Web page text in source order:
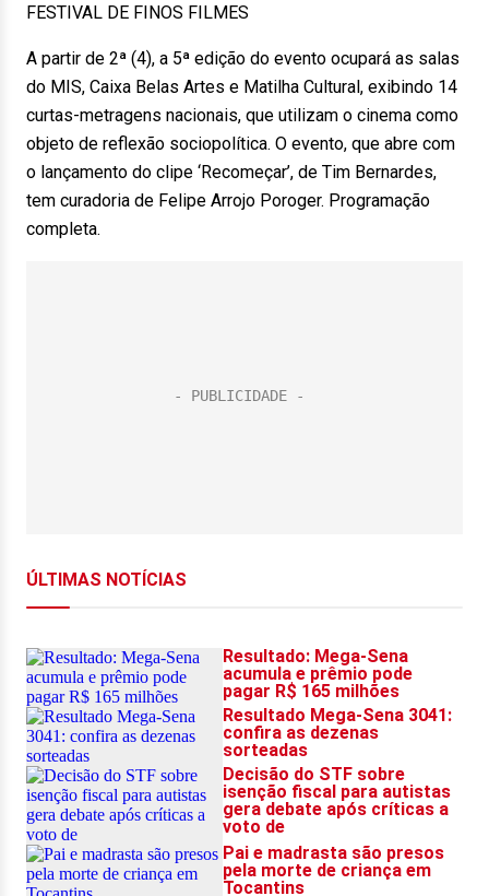
FESTIVAL DE FINOS FILMES
A partir de 2ª (4), a 5ª edição do evento ocupará as salas
do MIS, Caixa Belas Artes e Matilha Cultural, exibindo 14
curtas-metragens nacionais, que utilizam o cinema como
objeto de reflexão sociopolítica. O evento, que abre com
o lançamento do clipe ‘Recomeçar’, de Tim Bernardes,
tem curadoria de Felipe Arrojo Poroger. Programação
completa.